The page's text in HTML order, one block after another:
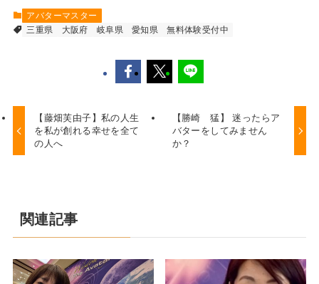
アバターマスター
三重県
大阪府 岐阜県 愛知県 無料体験受付中
【藤畑芙由子】私の人生
を私が創れる幸せを全て
の人へ
【勝崎 猛】 迷ったらア
バターをしてみません
か？
関連記事